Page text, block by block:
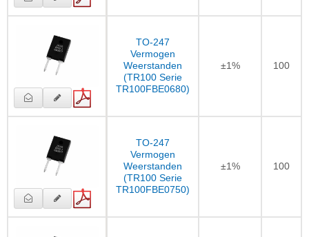
TO-247
Vermogen
Weerstanden
(TR100 Serie
TR100FBE0680)
±1% 100
TO-247
Vermogen
Weerstanden
(TR100 Serie
TR100FBE0750)
±1% 100